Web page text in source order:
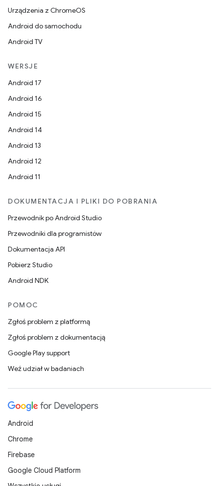
Urządzenia z ChromeOS
Android do samochodu
Android TV
WERSJE
Android 17
Android 16
Android 15
Android 14
Android 13
Android 12
Android 11
DOKUMENTACJA I PLIKI DO POBRANIA
Przewodnik po Android Studio
Przewodniki dla programistów
Dokumentacja API
Pobierz Studio
Android NDK
POMOC
Zgłoś problem z platformą
Zgłoś problem z dokumentacją
Google Play support
Weź udział w badaniach
Android
Chrome
Firebase
Google Cloud Platform